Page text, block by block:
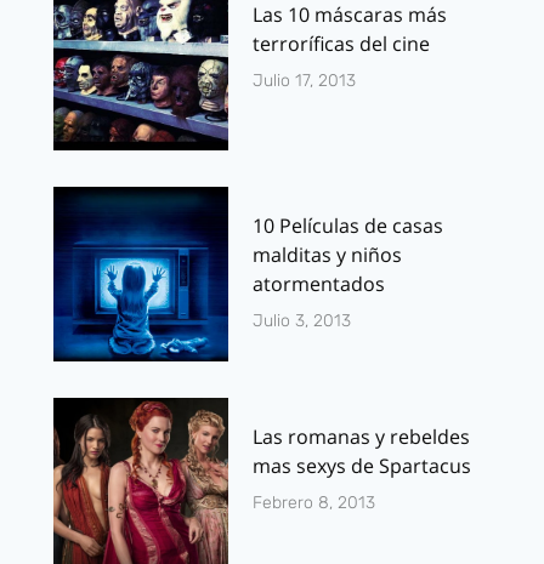
Las 10 máscaras más
terroríficas del cine
Julio 17, 2013
10 Películas de casas
malditas y niños
atormentados
Julio 3, 2013
Las romanas y rebeldes
mas sexys de Spartacus
Febrero 8, 2013